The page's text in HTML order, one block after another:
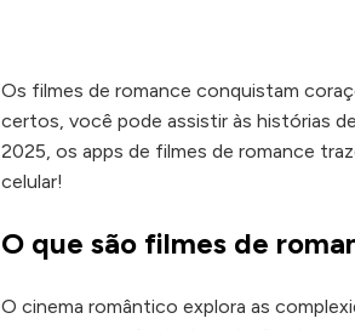
Os filmes de romance conquistam
certos, você pode assistir às histórias
2025, os apps de filmes de romance
celular!
O que são filmes de
O cinema romântico explora as